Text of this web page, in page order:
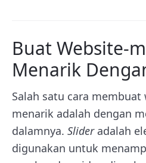
Buat Website-
Menarik
Salah satu cara
menarik adalah dengan
dalamnya. Slider adalah
digunakan untuk